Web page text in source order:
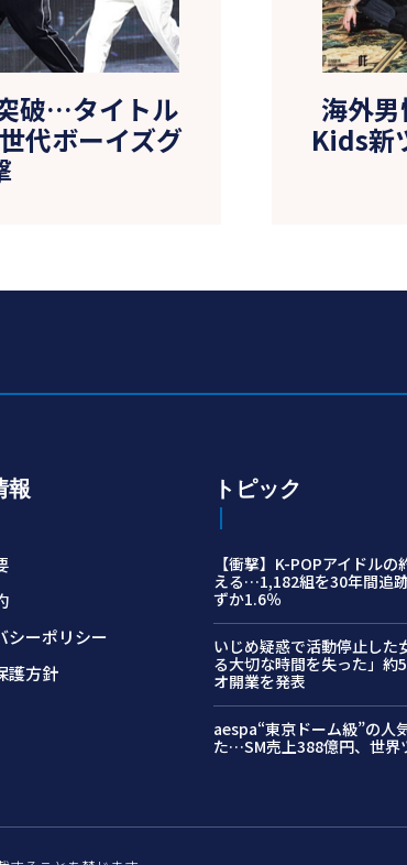
破…タイトル
代ボーイズグ
海外
Kids新
報
シーポリシー
護方針
トピック
【衝撃】K-POPアイドル
える…1,182組を30年間追
ずか1.6％
いじめ疑惑で活動停止し
る大切な時間を失った」約
オ開業を発表
aespa“東京ドーム級”の人
た…SM売上388億円、世界